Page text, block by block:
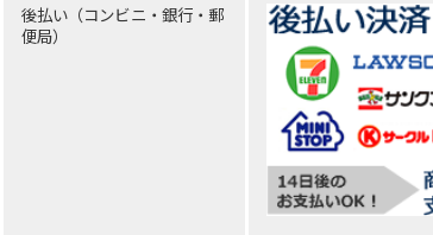
後払い（コンビニ・銀行・郵
便局）